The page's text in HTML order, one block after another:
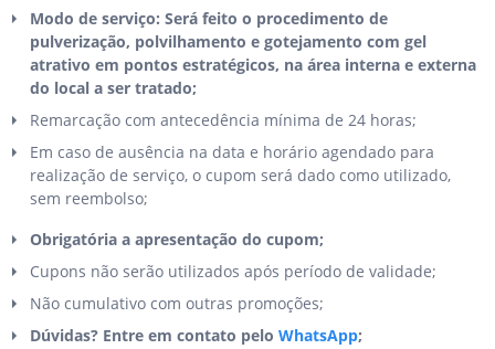
Modo de serviço: Será feito o procedimento de
pulverização, polvilhamento e gotejamento com gel
atrativo em pontos estratégicos, na área interna e externa
do local a ser tratado;
Remarcação com antecedência mínima de 24 horas;
Em caso de ausência na data e horário agendado para
realização de serviço, o cupom será dado como utilizado,
sem reembolso;
Obrigatória a apresentação do cupom;
Cupons não serão utilizados após período de validade;
Não cumulativo com outras promoções;
Dúvidas? Entre em contato pelo WhatsApp;